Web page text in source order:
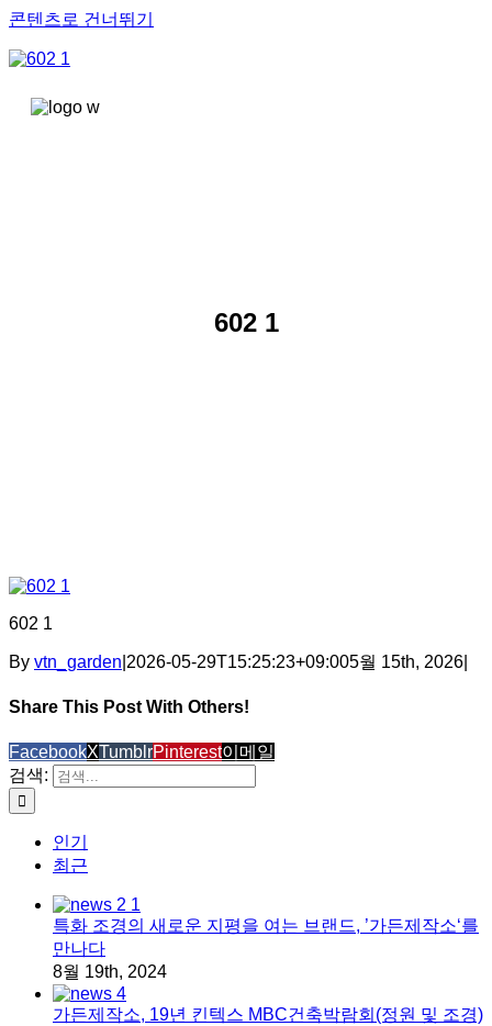
콘텐츠로 건너뛰기
602 1
602 1
By vtn_garden 2026-05-29T15:25:23+09:005월 15th, 2026
Share This Post With Others!
FacebookXTumblrPinterest이메일
검색:
인기
최근
특화 조경의 새로운 지평을 여는 브랜드, ’가든제작소‘를
만나다
8월 19th, 2024
가든제작소, 19년 킨텍스 MBC건축박람회(정원 및 조경)